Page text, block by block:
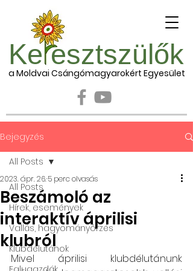
Ke esztszülők
a Moldvai Csángómagyarokért Egyesület
Bejegyzés
All Posts
Hírek, események
Vallás, hagyományőrzés
Klubdélutánok
All Posts
Beszámoló az
interaktív áprilisi
klubról
2023. ápr. 26.5 perc olvasás
Mivel áprilisi klubdélutánunk